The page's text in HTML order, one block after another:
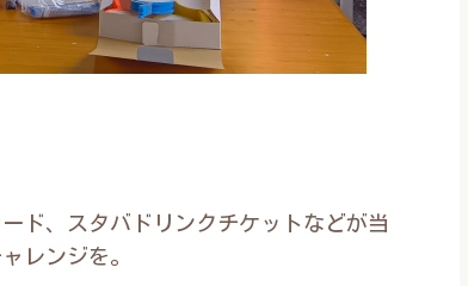
ド、スタバドリンクチケットなどが当
レンジを。